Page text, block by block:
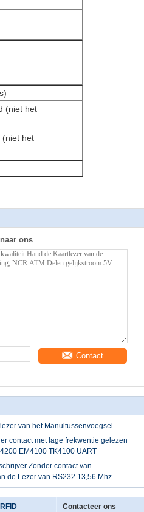
(niet het
het
ons
Contact
van het Manultussenvoegsel
contact met lage frekwentie gelezen
EM4100 TK4100 UART
Zonder contact van
de Lezer van RS232 13,56 Mhz
Contacteer ons